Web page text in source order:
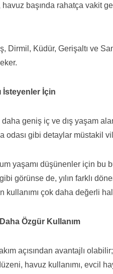
başında rahatça vakit
Dirmil, Küdür, Gerişaltı ve
İsteyenler İçin
geniş iç ve dış yaşam
odası gibi detaylar müstakil
yaşamı düşünenler için bu
görünse de, yılın farklı
kullanımı çok daha değerli
Özgür Kullanım
açısından avantajlı
havuz kullanımı, evcil